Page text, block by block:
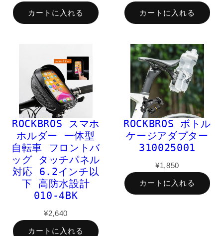
カートに入れる カートに入れる
ROCKBROS スマホ
ホルダー 一体型
自転車 フロントバ
ッグ タッチパネル
対応 6.2インチ以
下 高防水設計
010-4BK
¥2,640
カートに入れる
ROCKBROS ボトル
ケージアダプター
310025001
¥1,850
カートに入れる